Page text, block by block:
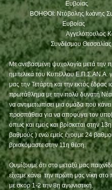
Ευβοίας
Ευβοίας
Αγγελόπουλος
Συνδέσμου Θεσσαλίας
Με ανεβασμένη ψυχολογία μετά την
ημιτελικά του Κυπέλλου Ε.Π.Σ.ΑΝ.Α.
μας την Τετάρτη και την εκτός έδρας
πρωτάθλημα με την πολύ δυνατή Νέα
να αντιμετωπίσει μια ομάδα που
προσπάθεια για να αποφύγει τον
όπως και εμείς και βρίσκεται στην 13η
βαθμούς ) ενώ εμείς έχουμε 24
βρισκόμαστε στην 11η θέση.
Θυμίζουμε ότι στο μεταξύ μας
είχαμε κάνει  την πρώτη μας νίκη
με σκορ 1-2 την 8η αγωνιστική.